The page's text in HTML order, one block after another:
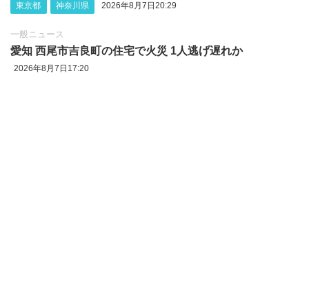
東京都 神奈川県 2026年8月7日20:29
一般ニュース
愛知 西尾市吉良町の住宅で火災 1人逃げ遅れか
2026年8月7日17:20